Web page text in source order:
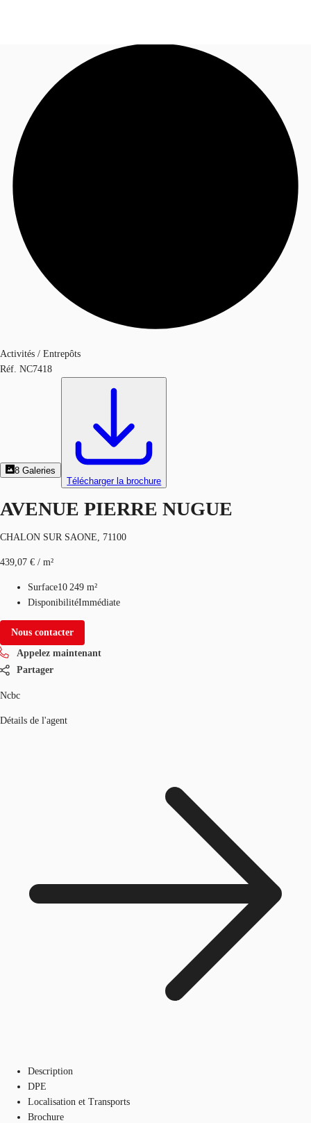
Blog
Données marchés
Appelez maintenant
Activités / Entrepôts
Réf. NC7418
8 Galeries
Télécharger la brochure
AVENUE PIERRE NUGUE
CHALON SUR SAONE, 71100
439,07 € / m²
Surface10 249 m²
DisponibilitéImmédiate
Nous contacter
Appelez maintenant
Partager
Ncbc
Détails de l'agent
Description
DPE
Localisation et Transports
Brochure